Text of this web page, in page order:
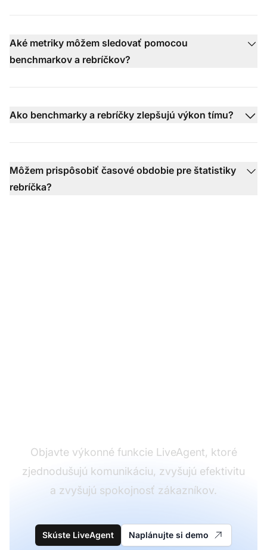
Aké metriky môžem sledovať pomocou
benchmarkov a rebríčkov?
Ako benchmarky a rebríčky zlepšujú výkon tímu?
Môžem prispôsobiť časové obdobie pre štatistiky
rebríčka?
Objavte výkonné funkcie LiveAgent, ktoré
zjednodušujú komunikáciu, zvyšujú efektivitu
a zvyšujú spokojnosť zákazníkov.
Skúste LiveAgent Naplánujte si demo